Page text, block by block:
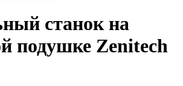
станок на
подушке Zenitech